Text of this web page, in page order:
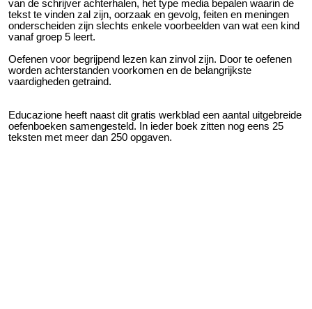
van de schrijver achterhalen, het type media bepalen waarin de
tekst te vinden zal zijn, oorzaak en gevolg, feiten en meningen
onderscheiden zijn slechts enkele voorbeelden van wat een kind
vanaf groep 5 leert.
Oefenen voor begrijpend lezen kan zinvol zijn. Door te oefenen
worden achterstanden voorkomen en de belangrijkste
vaardigheden getraind.
Educazione heeft naast dit gratis werkblad een aantal uitgebreide
oefenboeken samengesteld. In ieder boek zitten nog eens 25
teksten met meer dan 250 opgaven.